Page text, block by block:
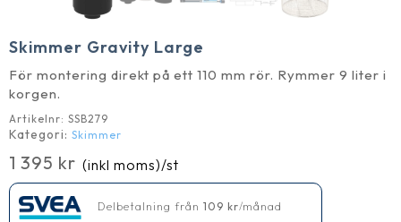
Skimmer Gravity Large
För montering direkt på ett 110 mm rör. Rymmer 9 liter i
korgen.
Artikelnr: SSB279
Kategori: Skimmer
1 395 kr (inkl moms)/st
Delbetalning från 109 kr/månad